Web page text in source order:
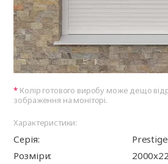
Колір готового виробу може дещо
зображення на моніторі.
Характеристики:
Серія:
Prestige
Розміри: